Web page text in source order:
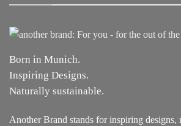
Born in Munich.
Inspiring Designs.
Naturally sustainable.
Another Brand stands for inspiring designs,